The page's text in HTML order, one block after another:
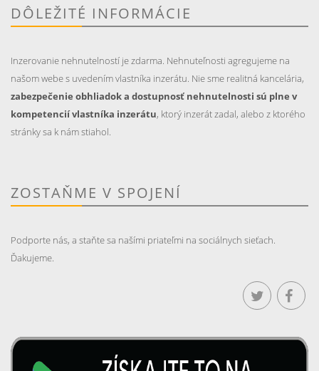
DÔLEŽITÉ INFORMÁCIE
Inzerovanie nehnutelností je zdarma. Nehnuteľnosti agregujeme na
našom webe s uvedením vlastníka inzerátu. Nie sme realitná kancelária,
zabezpečenie obhliadok a dostupnosť nehnutelnosti sú plne v
kompetencií vlastníka inzerátu, ktorý inzerát zadal, alebo z ktorého
stránky sa k nám stiahol.
ZOSTAŇME V SPOJENÍ
Podporte nás, a staňte sa našími priateľmi na sociálnych sieťach.
Ďakujeme.